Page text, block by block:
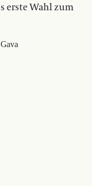
erste Wahl zum